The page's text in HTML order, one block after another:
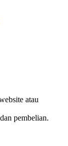
atau
pembelian.